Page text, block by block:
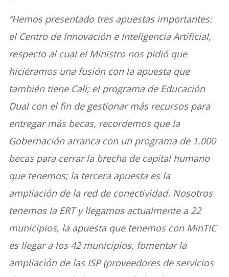
“Hemos presentado tres apuestas importantes:
el Centro de Innovación e Inteligencia Artificial,
respecto al cual el Ministro nos pidió que
hiciéramos una fusión con la apuesta que
también tiene Cali; el programa de Educación
Dual con el fin de gestionar más recursos para
entregar más becas, recordemos que la
Gobernación arranca con un programa de 1.000
becas para cerrar la brecha de capital humano
que tenemos; la tercera apuesta es la
ampliación de la red de conectividad. Nosotros
tenemos la ERT y llegamos actualmente a 22
municipios, la apuesta que tenemos con MinTIC
es llegar a los 42 municipios, fomentar la
ampliación de las ISP (proveedores de servicios